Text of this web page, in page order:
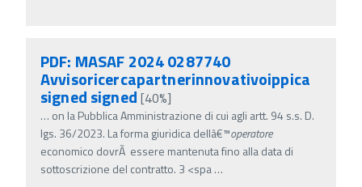
PDF: MASAF 2024 0287740
Avvisoricercapartnerinnovativoippica
signed signed [40%]
… on la Pubblica Amministrazione di cui agli artt. 94 s.s. D.
lgs. 36/2023. La forma giuridica dellâ€™operatore
economico dovrÃ essere mantenuta fino alla data di
sottoscrizione del contratto. 3 <spa…